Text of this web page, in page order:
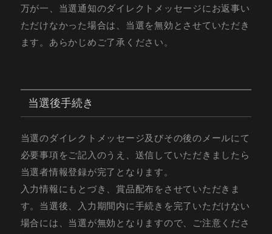
万が一、当選通知のダイレクトメッセージにお返事い
ただけなかった場合は、当選を無効とさせていただき
ます。あらかじめご了承ください。
当選後手続き
当選のダイレクトメッセージ及びその後のメールにて
必要事項をご記入のうえ、送信していただきましたら
当選者情報登録が完了となります。
入力情報にもとづき、賞品配布をさせていただきま
す。当選後、入力期間内に手続きを完了いただけない
場合には、当選が無効となりますので、ご注意くださ